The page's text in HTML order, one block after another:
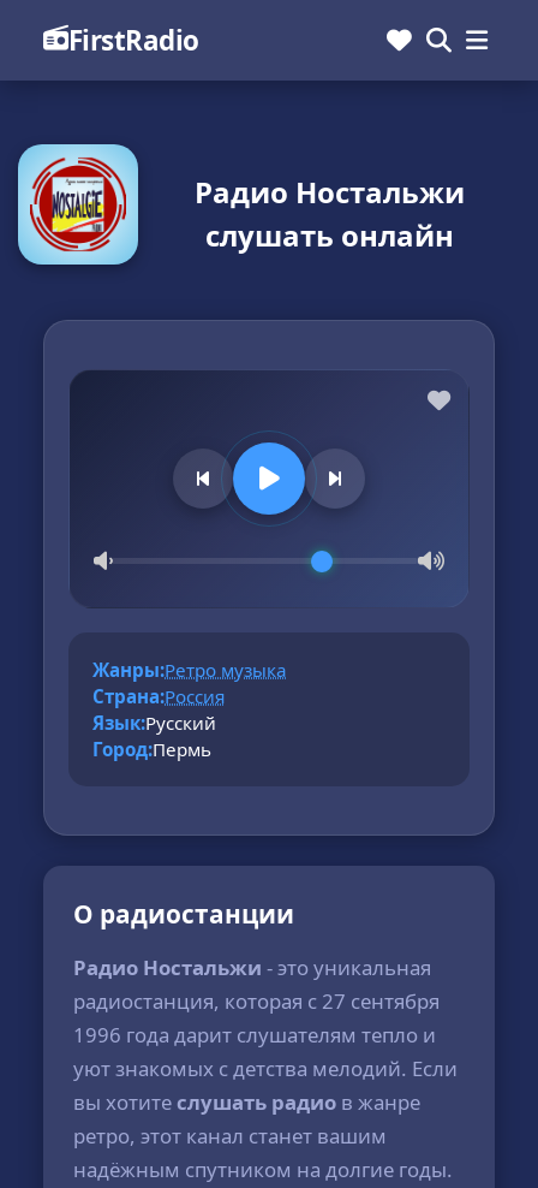
FirstRadio
Радио Ностальжи
слушать онлайн
Жанры:Ретро музыка
Страна:Россия
Язык:Русский
Город:Пермь
О радиостанции
Радио Ностальжи - это уникальная
радиостанция, которая с 27 сентября
1996 года дарит слушателям тепло и
уют знакомых с детства мелодий. Если
вы хотите слушать радио в жанре
ретро, этот канал станет вашим
надёжным спутником на долгие годы.